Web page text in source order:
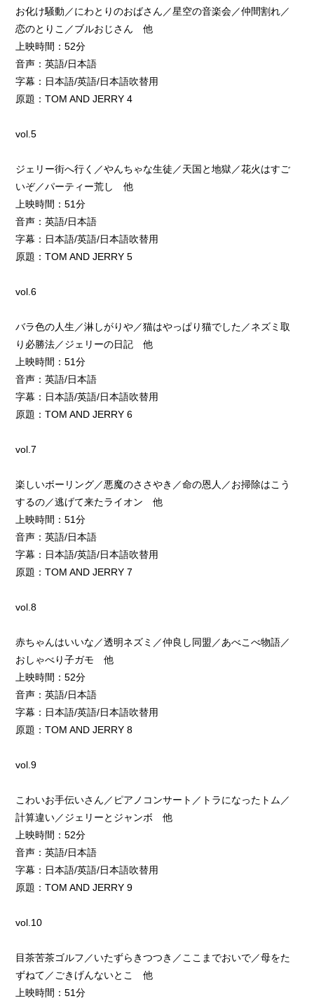
お化け騒動／にわとりのおばさん／星空の音楽会／仲間割れ／
恋のとりこ／ブルおじさん 他
上映時間：52分
音声：英語/日本語
字幕：日本語/英語/日本語吹替用
原題：TOM AND JERRY 4
vol.5
ジェリー街へ行く／やんちゃな生徒／天国と地獄／花火はすご
いぞ／パーティー荒し 他
上映時間：51分
音声：英語/日本語
字幕：日本語/英語/日本語吹替用
原題：TOM AND JERRY 5
vol.6
バラ色の人生／淋しがりや／猫はやっぱり猫でした／ネズミ取
り必勝法／ジェリーの日記 他
上映時間：51分
音声：英語/日本語
字幕：日本語/英語/日本語吹替用
原題：TOM AND JERRY 6
vol.7
楽しいボーリング／悪魔のささやき／命の恩人／お掃除はこう
するの／逃げて来たライオン 他
上映時間：51分
音声：英語/日本語
字幕：日本語/英語/日本語吹替用
原題：TOM AND JERRY 7
vol.8
赤ちゃんはいいな／透明ネズミ／仲良し同盟／あべこべ物語／
おしゃべり子ガモ 他
上映時間：52分
音声：英語/日本語
字幕：日本語/英語/日本語吹替用
原題：TOM AND JERRY 8
vol.9
こわいお手伝いさん／ピアノコンサート／トラになったトム／
計算違い／ジェリーとジャンボ 他
上映時間：52分
音声：英語/日本語
字幕：日本語/英語/日本語吹替用
原題：TOM AND JERRY 9
vol.10
目茶苦茶ゴルフ／いたずらきつつき／ここまでおいで／母をた
ずねて／ごきげんないとこ 他
上映時間：51分